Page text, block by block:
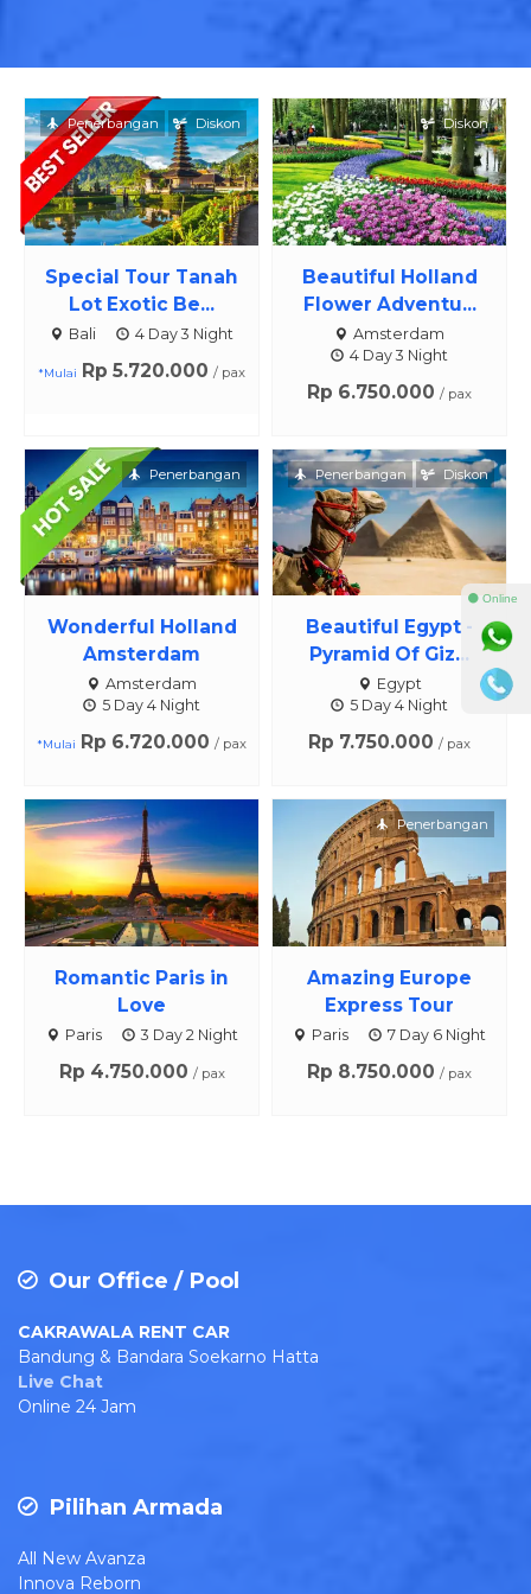
Special Tour Tanah
Lot Exotic Be...
Bali 4 Day 3 Night
*Mulai Rp 5.720.000 / pax
Penerbangan Diskon
Beautiful Holland
Flower Adventu...
Amsterdam
4 Day 3 Night
Rp 6.750.000 / pax
Diskon
Wonderful Holland
Amsterdam
Amsterdam
5 Day 4 Night
*Mulai Rp 6.720.000 / pax
Penerbangan
Beautiful Egypt -
Pyramid Of Giz...
Egypt
5 Day 4 Night
Rp 7.750.000 / pax
Penerbangan Diskon
Romantic Paris in
Love
Paris 3 Day 2 Night
Rp 4.750.000 / pax
Amazing Europe
Express Tour
Paris 7 Day 6 Night
Rp 8.750.000 / pax
Penerbangan
Our Office / Pool
CAKRAWALA RENT CAR
Bandung & Bandara Soekarno Hatta
Live Chat
Online 24 Jam
Pilihan Armada
All New Avanza
Innova Reborn
⚫ Online